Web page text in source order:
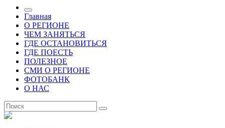
Главная
О РЕГИОНЕ
ЧЕМ ЗАНЯТЬСЯ
ГДЕ ОСТАНОВИТЬСЯ
ГДЕ ПОЕСТЬ
ПОЛЕЗНОЕ
СМИ О РЕГИОНЕ
ФОТОБАНК
О НАС